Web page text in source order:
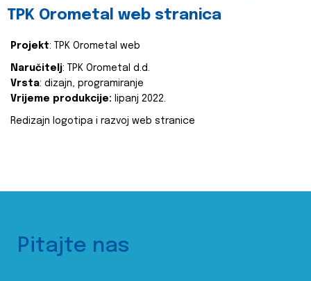
TPK Orometal web stranica
Projekt: TPK Orometal web
Naručitelj: TPK Orometal d.d.
Vrsta: dizajn, programiranje
Vrijeme produkcije: lipanj 2022.
Redizajn logotipa i razvoj web stranice
Pitajte nas